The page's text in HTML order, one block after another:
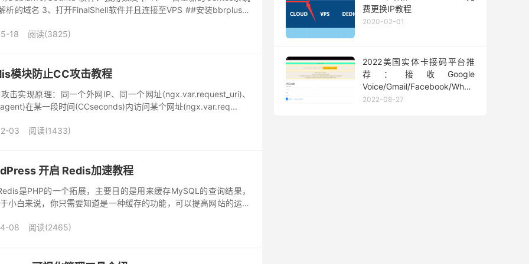
析的域名 3、打开FinalShell软件并且连接至VPS ##安装bbrplus加
18 阅读(3825)
模块防止CC攻击教程
击实现原理：同一个外网IP、同一个网址(ngx.var.request_uri)、
在某一段时间(CCseconds)内访问某个网址(ngx.var.req...
03 阅读(1433)
开启 Redis加速教程
是PHP的一个拓展，主要目的是用来缓存MySQL的查询结果，
小白来说，你只需要知道是一种缓存的功能，可以提高网站的运行
08
阅读(2465)
费更换IP教程
2020-02-01
2022美国实体卡接码平台推
荐：接收Google
Voice/Gmail/Facebook/Whatsapp
等短信验证码
2022-08-27